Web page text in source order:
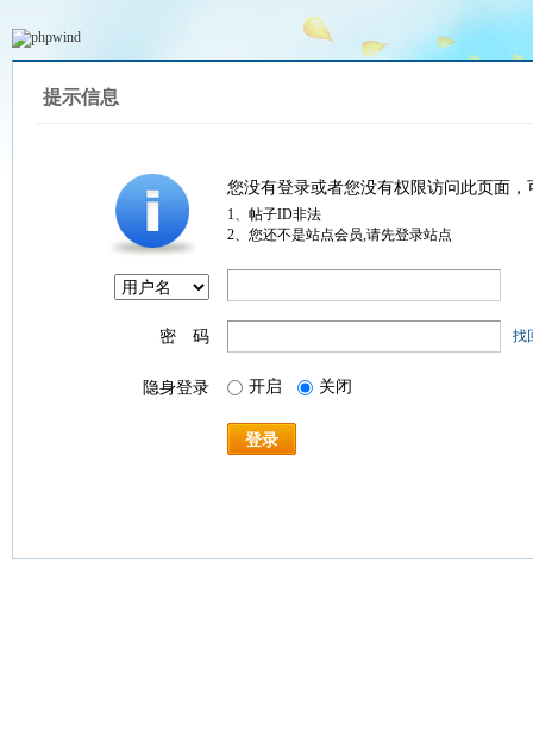
提示信息
您没有登录或者您没有权限访问此页面
1、帖子ID非法
2、您还不是站点会员,请先登录站点
密 码 找
隐身登录 开启 关闭
登录